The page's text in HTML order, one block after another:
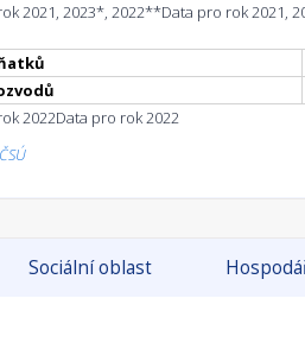
2021, 2023*, 2022**Data pro rok 2021,
2022Data pro rok 2022
ČSÚ
Sociální oblast